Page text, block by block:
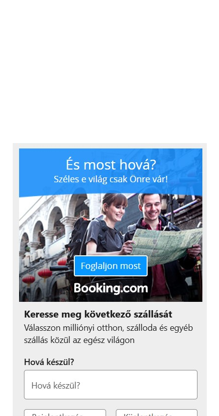
Morgan Stanley-nél olyan
támogató vállalati
kultúra uralkodik, amely
figyelembe vette mindezt
és a vezetőm úgy
módosította a
beosztásomat, hogy
alkalmazkodjon az iskolai
órarendhez– mondta el
Bernadett. –„Végül az
informatikai részlegen
kaptam munkát junior
end programozó
csapatban. Ez nem a
legkönnyebb pozíció egy